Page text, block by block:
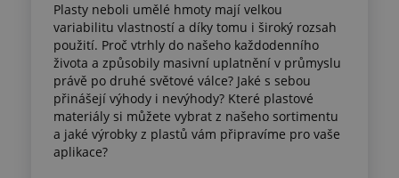
Plasty neboli umělé hmoty mají velkou
variabilitu vlastností a díky tomu i široký rozsah
použití. Proč vtrhly do našeho každodenního
života a způsobily masivní uplatnění v průmyslu
právě po druhé světové válce? Jaké s sebou
přinášejí výhody i nevýhody? Které plastové
materiály si můžete vybrat z našeho sortimentu
a jaké výrobky z plastů vám připravíme pro vaše
aplikace?